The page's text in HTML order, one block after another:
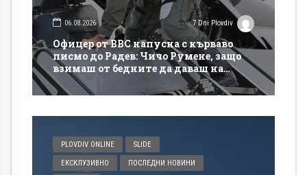
06.08.2026 7 Dni Plovdiv
Офицер от ВВС напусна с кърваво
писмо до Радев: Чичо Румене, защо
взимаш от бедните да даваш на
богатите?
PLOVDIV ONLINE SLIDE
ЕКСКЛУЗИВНО ПОСЛЕДНИ НОВИНИ